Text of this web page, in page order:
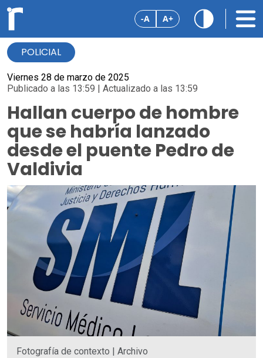
-A A+
POLICIAL
Viernes 28 de marzo de 2025
Publicado a las 13:59 | Actualizado a las 13:59
Hallan cuerpo de hombre
que se habría lanzado
desde el puente Pedro de
Valdivia
Fotografía de contexto | Archivo